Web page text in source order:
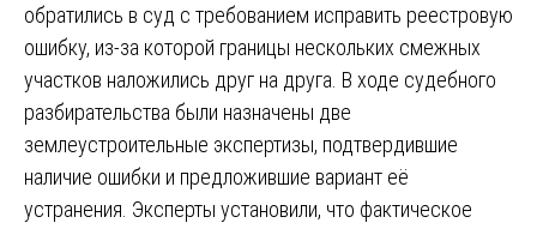
обратились в суд с требованием исправить реестровую
ошибку, из-за которой границы нескольких смежных
участков наложились друг на друга. В ходе судебного
разбирательства были назначены две
землеустроительные экспертизы, подтвердившие
наличие ошибки и предложившие вариант её
устранения. Эксперты установили, что фактическое